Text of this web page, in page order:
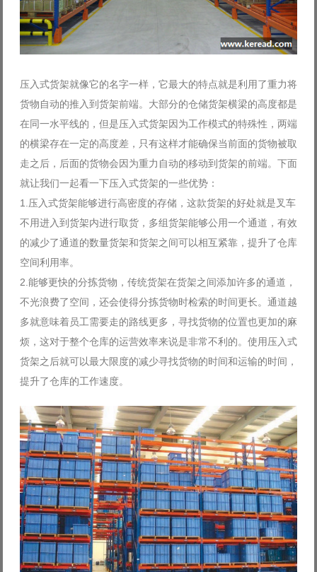
压入式货架就像它的名字一样，它最大的特点就是利用了重力将
货物自动的推入到货架前端。大部分的仓储货架横梁的高度都是
在同一水平线的，但是压入式货架因为工作模式的特殊性，两端
的横梁存在一定的高度差，只有这样才能确保当前面的货物被取
走之后，后面的货物会因为重力自动的移动到货架的前端。下面
就让我们一起看一下压入式货架的一些优势：
1.压入式货架能够进行高密度的存储，这款货架的好处就是叉车
不用进入到货架内进行取货，多组货架能够公用一个通道，有效
的减少了通道的数量货架和货架之间可以相互紧靠，提升了仓库
空间利用率。
2.能够更快的分拣货物，传统货架在货架之间添加许多的通道，
不光浪费了空间，还会使得分拣货物时检索的时间更长。通道越
多就意味着员工需要走的路线更多，寻找货物的位置也更加的麻
烦，这对于整个仓库的运营效率来说是非常不利的。使用压入式
货架之后就可以最大限度的减少寻找货物的时间和运输的时间，
提升了仓库的工作速度。